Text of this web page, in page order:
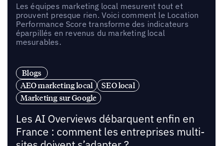
Les équipes marketing local mesurent tout et
prouvent presque rien. Voici comment le Location
Performance Score transforme des indicateurs
éparpillés en revenus du marketing local
mesurables.
Blogs
AEO marketing local
SEO local
Marketing sur Google
Les AI Overviews débarquent enfin en
France : comment les entreprises multi-